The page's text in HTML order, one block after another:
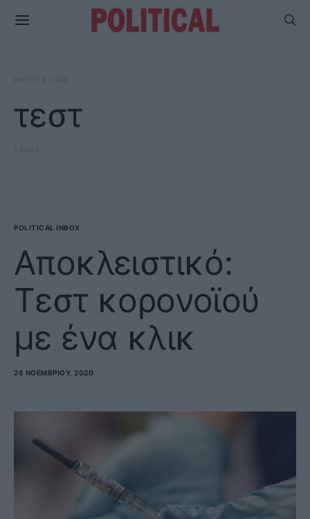
τεστ
POLITICAL INBOX
Αποκλειστικό:
Tεστ κορονοϊού
με ένα κλικ
26 ΝΟΕΜΒΡΊΟΥ, 2020